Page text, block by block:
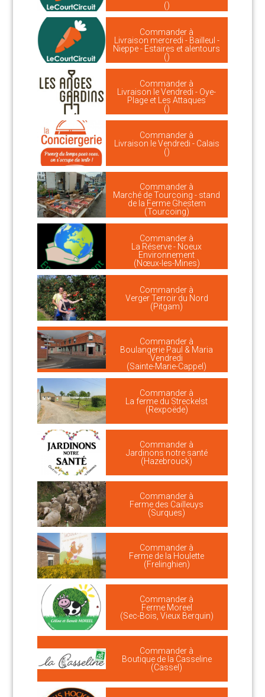
()
Commander à
Livraison mercredi - Bailleul -
Nieppe - Estaires et alentours
()
Commander à
Livraison le Vendredi - Oye-
Plage et Les Attaques
()
Commander à
Livraison le Vendredi - Calais
()
Commander à
Marché de Tourcoing - stand
de la Ferme Ghestem
(Tourcoing)
Commander à
La Réserve - Noeux
Environnement
(Nœux-les-Mines)
Commander à
Verger Terroir du Nord
(Pitgam)
Commander à
Boulangerie Paul & Maria
Vendredi
(Sainte-Marie-Cappel)
Commander à
La ferme du Streckelst
(Rexpoëde)
Commander à
Jardinons notre santé
(Hazebrouck)
Commander à
Ferme des Cailleuys
(Surques)
Commander à
Ferme de la Houlette
(Frelinghien)
Commander à
Ferme Moreel
(Sec-Bois, Vieux Berquin)
Commander à
Boutique de la Casseline
(Cassel)